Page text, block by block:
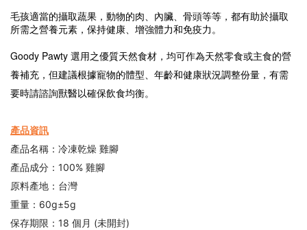
毛孩適當的攝取蔬果，動物的肉、內臟、骨頭等等，都有助於攝取
所需之營養元素，保持健康、增強體力和免疫力。
Goody Pawty 選用之優質天然食材，均可作為天然零食或主食的營
養補充，但建議根據寵物的體型、年齡和健康狀況調整份量，有需
要時請諮詢獸醫以確保飲食均衡。
產品資訊
產品名稱：冷凍乾燥 雞腳
產品成分：100% 雞腳
原料產地： 台灣
重量：60g±5g
保存期限：18 個月 (未開封)